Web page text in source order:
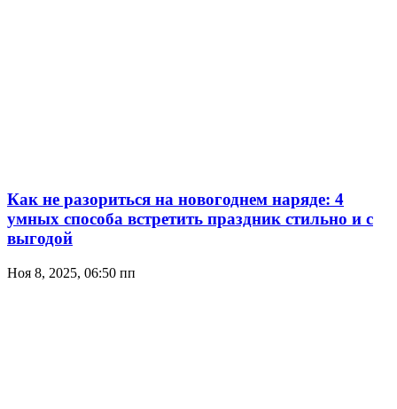
Как не разориться на новогоднем наряде: 4
умных способа встретить праздник стильно и с
выгодой
Ноя 8, 2025, 06:50 пп